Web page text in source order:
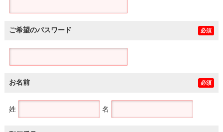
ご希望のパスワード 必須
お名前 必須
姓 名